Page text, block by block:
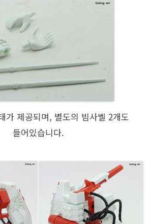
가 제공되며, 별도의 빔사벨 2개도
들어있습니다.